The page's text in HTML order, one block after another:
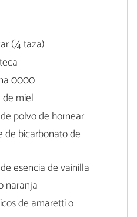
(¼ taza)
0000
de miel
polvo de hornear
bicarbonato de
esencia de vainilla
naranja
de amaretti o